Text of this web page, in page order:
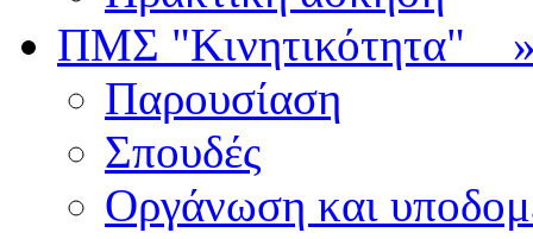
ΠΜΣ "Κινητικότητα"
Παρουσίαση
Σπουδές
Οργάνωση και